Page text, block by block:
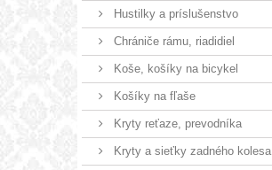
Hustilky a príslušenstvo
Chrániče rámu, riadidiel
Koše, košíky na bicykel
Košíky na fľaše
Kryty reťaze, prevodníka
Kryty a sieťky zadného kolesa